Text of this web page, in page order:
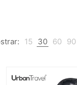
15 30 60 90